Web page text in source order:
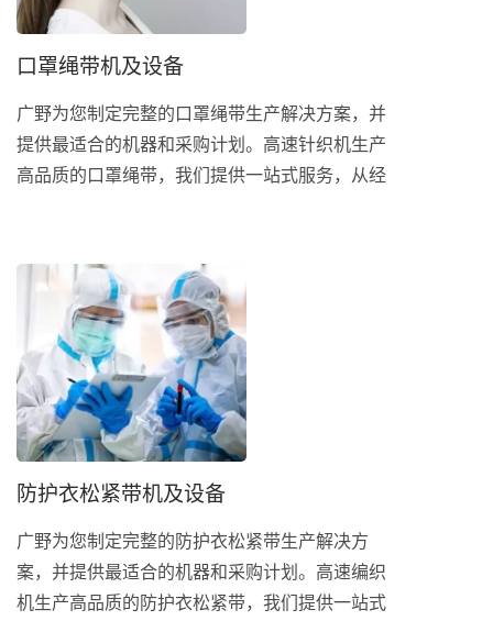
口罩绳带机及设备
广野为您制定完整的口罩绳带生产解决方案，并
提供最适合的机器和采购计划。高速针织机生产
高品质的口罩绳带，我们提供一站式服务，从经
罩于面部的配件，以支持口罩配带的稳定性。...
防护衣松紧带机及设备
广野为您制定完整的防护衣松紧带生产解决方
案，并提供最适合的机器和采购计划。高速编织
机生产高品质的防护衣松紧带，我们提供一站式